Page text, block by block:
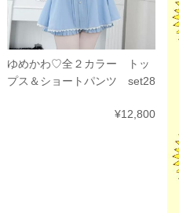
ゆめかわ♡全２カラー トッ
プス＆ショートパンツ set28
¥12,800